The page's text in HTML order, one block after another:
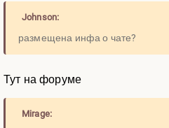
Johnson:
размещена инфа о чате?
Тут на форуме
Mirage: